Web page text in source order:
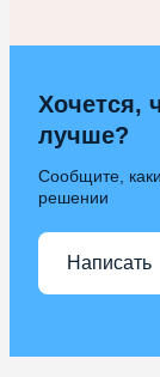
Хочется,
лучше?
Сообщите,
решении
Написать